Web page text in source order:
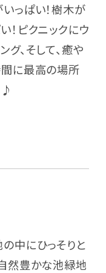
っぱい！樹木が
！ピクニックにウ
グ、そして、癒や
間に最高の場所
♪
中にひっそりと
然豊かな池緑地